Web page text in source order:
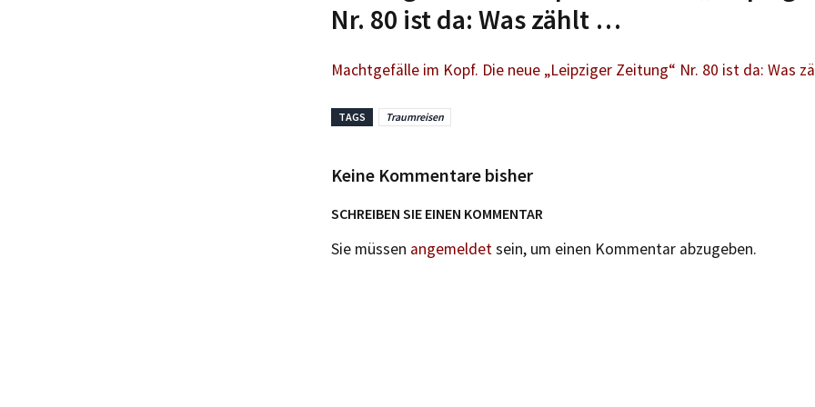
Nr. 80 ist da: Was zählt …
Machtgefälle im Kopf. Die neue „Leipziger Zeitung“ Nr. 80 ist da: Was
TAGS Traumreisen
Keine Kommentare bisher
SCHREIBEN SIE EINEN KOMMENTAR
Sie müssen angemeldetsein, um einen Kommentar abzugeben.